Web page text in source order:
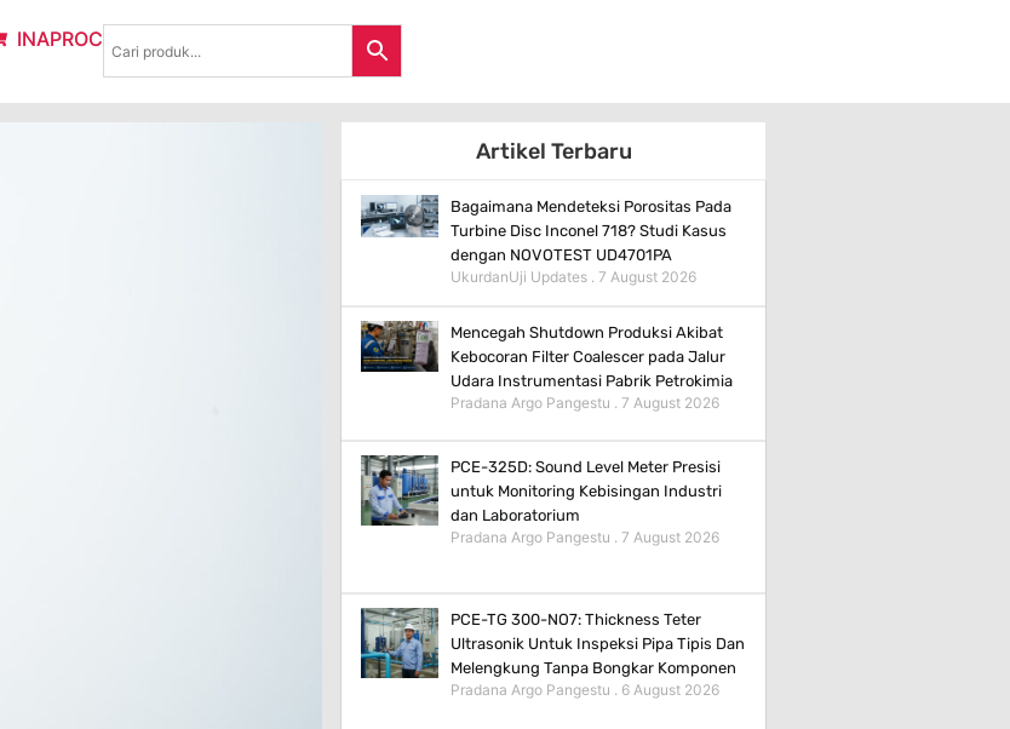
INAPROC
Artikel Terbaru
Bagaimana Mendeteksi Porositas Pada
Turbine Disc Inconel 718? Studi Kasus
dengan NOVOTEST UD4701PA
UkurdanUji Updates 7 August 2026
Mencegah Shutdown Produksi Akibat
Kebocoran Filter Coalescer pada Jalur
Udara Instrumentasi Pabrik Petrokimia
Pradana Argo Pangestu
7 August 2026
PCE-325D: Sound Level Meter Presisi
untuk Monitoring Kebisingan Industri
dan Laboratorium
Pradana Argo Pangestu
7 August 2026
PCE-TG 300-NO7: Thickness Teter
Ultrasonik Untuk Inspeksi Pipa Tipis Dan
Melengkung Tanpa Bongkar Komponen
Pradana Argo Pangestu
6 August 2026